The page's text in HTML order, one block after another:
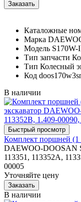
Каталожные
Марка
Модель S170W-
Тип запчасти
Тип Колесный
Код
В наличии
Комплект поршней (1
DAEWOO-DOOSAN
113351, 113352A,
00005
Уточняйте цену
В наличии